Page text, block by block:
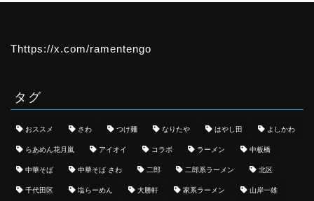
Thttps://x.com/ramentengo
タグ
おススメ さわ つけ麺 なりたや はやし田 よしかわ
らあめん花月嵐 アイオイ コラボ ラーメン 中板橋
中華そば 中華そば さわ 二郎 二郎系ラーメン 北区
千代田区 塩らーめん 大勝軒 家系ラーメン 山岸一雄